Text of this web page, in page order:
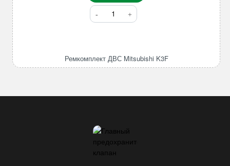
Количество
товара
K3F
Ремкомплект ДВС Mitsubishi K3F